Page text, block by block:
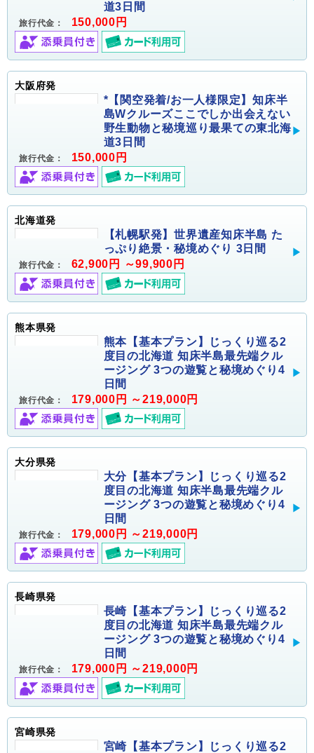
道3日間
旅行代金： 150,000円
大阪府発
*【関空発着/お一人様限定】知床半
島Wクルーズここでしか出会えない
野生動物と秘境巡り最果ての東北海
道3日間
旅行代金： 150,000円
北海道発
【札幌駅発】世界遺産知床半島 た
っぷり絶景・秘境めぐり 3日間
旅行代金： 62,900円 ～99,900円
熊本県発
熊本【基本プラン】じっくり巡る2
度目の北海道 知床半島最先端クル
ージング 3つの遊覧と秘境めぐり4
日間
旅行代金： 179,000円 ～219,000円
大分県発
大分【基本プラン】じっくり巡る2
度目の北海道 知床半島最先端クル
ージング 3つの遊覧と秘境めぐり4
日間
旅行代金： 179,000円 ～219,000円
長崎県発
長崎【基本プラン】じっくり巡る2
度目の北海道 知床半島最先端クル
ージング 3つの遊覧と秘境めぐり4
日間
旅行代金： 179,000円 ～219,000円
宮崎県発
宮崎【基本プラン】じっくり巡る2